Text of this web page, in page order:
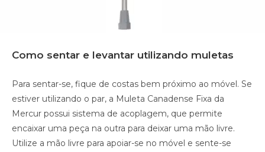
Como sentar e levantar utilizando muletas
Para sentar-se, fique de costas bem próximo ao móvel. Se
estiver utilizando o par, a Muleta Canadense Fixa da
Mercur possui sistema de acoplagem, que permite
encaixar uma peça na outra para deixar uma mão livre.
Utilize a mão livre para apoiar-se no móvel e sente-se